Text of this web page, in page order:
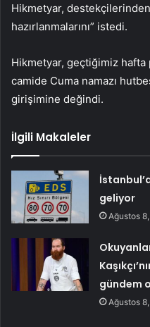
Hikmetyar,
hazırlanmalarını” istedi.
Hikmetyar, geçtiğimiz
camide Cuma namazı
girişimine değindi.
İlgili Makaleler
geliyor
Ağustos
gündem
Ağustos